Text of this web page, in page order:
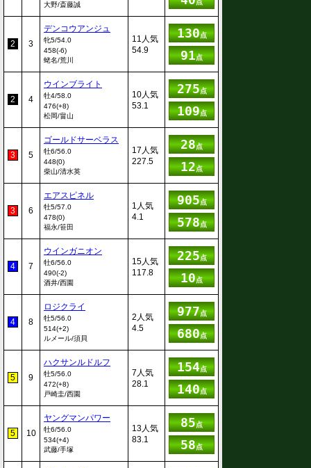
大野/斎藤誠
点
2 3
デンコウアンジュ
牝5/54.0
458(-6)
蛯名/荒川
11人気
54.9
130点
91点
2 4
ウインブライト
牡4/58.0
476(+8)
松岡/畠山
10人気
53.1
275点
109点
3 5
ゴールドサーベラス
牡6/56.0
448(0)
柴山/清水英
17人気
227.5
28点
12点
3 6
エアスピネル
牡5/57.0
478(0)
福永/笹田
1人気
4.1
905点
578点
4 7
ウインガニオン
牡6/56.0
490(-2)
酒井/西園
15人気
117.8
225点
10点
4 8
ロジクライ
牡5/56.0
514(+2)
ルメール/須貝
2人気
4.5
977点
680点
5 9
ハクサンルドルフ
牡5/56.0
472(+8)
戸崎圭/西園
7人気
28.1
154点
140点
5 10
ヤングマンパワー
牡6/56.0
534(+4)
武藤/手塚
13人気
83.1
85点
58点